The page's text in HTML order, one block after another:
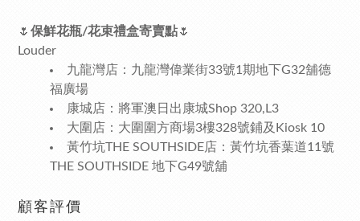
🌷 保鮮花瓶/花束禮盒寄賣點🌷
Louder
九龍灣店：九龍灣偉業街33號1期地下G32舖德
福廣場
康城店：將軍澳日出康城Shop 320,L3
大圍店：大圍圍方商場3樓328號鋪及Kiosk 10
黃竹坑THE SOUTHSIDE店：黃竹坑香葉道11號
THE SOUTHSIDE 地下G49號舖
顧客評價